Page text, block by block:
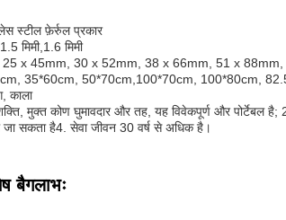
स्टील फ़ेर्रुल प्रकार
मिमी,1.6 मिमी
25 x 45mm, 30 x 52mm, 38 x 66mm, 51 x
35*60cm, 50*70cm,100*70cm, 100*80cm,
काला
मुक्त कोण घुमावदार और तह, यह विवेकपूर्ण और पोर्टेबल है; 2.
जा सकता है4. सेवा जीवन 30 वर्ष से अधिक है।
बैगलाभः